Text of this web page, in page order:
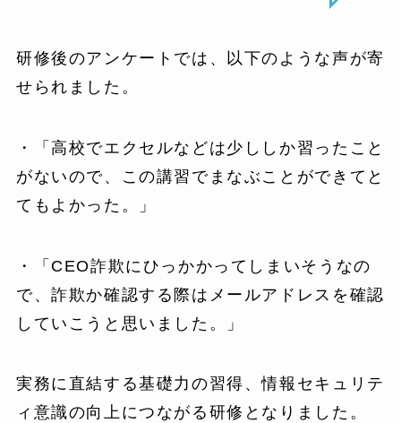
研修後のアンケートでは、以下のような声が寄
せられました。
・「高校でエクセルなどは少ししか習ったこと
がないので、この講習でまなぶことができてと
てもよかった。」
・「CEO詐欺にひっかかってしまいそうなの
で、詐欺か確認する際はメールアドレスを確認
していこうと思いました。」
実務に直結する基礎力の習得、情報セキュリテ
ィ意識の向上につながる研修となりました。